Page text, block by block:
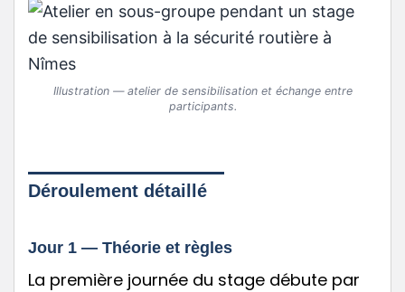
Illustration — atelier de sensibilisation et échange entre
participants.
Déroulement détaillé
Jour 1 — Théorie et règles
La première journée du stage débute par